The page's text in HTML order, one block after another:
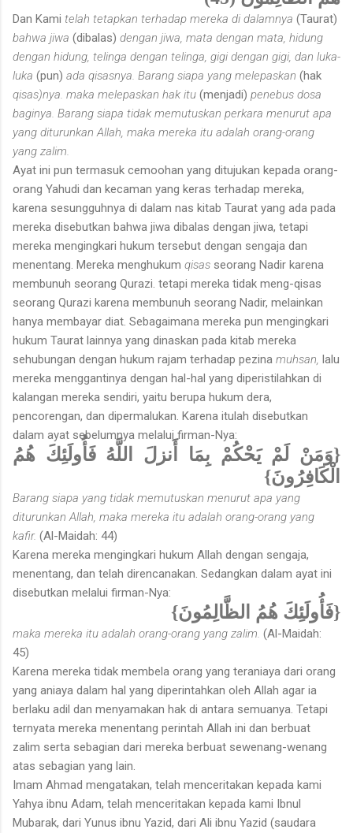
Dan Kami telah tetapkan terhadap mereka di dalamnya (Taurat)
bahwa jiwa (dibalas) dengan jiwa, mata dengan mata, hidung
dengan hidung, telinga dengan telinga, gigi dengan gigi, dan luka-
luka (pun) ada qisasnya. Barang siapa yang melepaskan (hak
qisas)nya. maka melepaskan hak itu (menjadi) penebus dosa
baginya. Barang siapa tidak memutuskan perkara menurut apa
yang diturunkan Allah, maka mereka itu adalah orang-orang
yang zalim.
Ayat ini pun termasuk cemoohan yang ditujukan kepada orang-
orang Yahudi dan kecaman yang keras terhadap mereka,
karena sesungguhnya di dalam nas kitab Taurat yang ada pada
mereka disebutkan bahwa jiwa dibalas dengan jiwa, tetapi
mereka mengingkari hukum tersebut dengan sengaja dan
menentang. Mereka menghukum qisas seorang Nadir karena
membunuh seorang Qurazi. tetapi mereka tidak meng-qisas
seorang Qurazi karena membunuh seorang Nadir, melainkan
hanya membayar diat. Sebagaimana mereka pun mengingkari
hukum Taurat lainnya yang dinaskan pada kitab mereka
sehubungan dengan hukum rajam terhadap pezina muhsan, lalu
mereka menggantinya dengan hal-hal yang diperistilahkan di
kalangan mereka sendiri, yaitu berupa hukum dera,
pencorengan, dan dipermalukan. Karena itulah disebutkan
dalam ayat sebelumnya melalui firman-Nya:
{وَمَنْ لَمْ يَحْكُمْ بِمَا أَنزلَ اللَّهُ فَأُولَئِكَ هُمُ
الْكَافِرُونَ}
Barang siapa yang tidak memutuskan menurut apa yang
diturun­kan Allah, maka mereka itu adalah orang-orang yang
kafir. (Al-Maidah: 44)
Karena mereka mengingkari hukum Allah dengan sengaja,
menentang, dan telah direncanakan. Sedangkan dalam ayat ini
disebutkan melalui firman-Nya:
{فَأُولَئِكَ هُمُ الظَّالِمُونَ}
maka mereka itu adalah orang-orang yang zalim. (Al-Maidah:
45)
Karena mereka tidak membela orang yang teraniaya dari orang
yang aniaya dalam hal yang diperintahkan oleh Allah agar ia
berlaku adil dan menyamakan hak di antara semuanya. Tetapi
ternyata mereka menentang perintah Allah ini dan berbuat
zalim serta sebagian dari mereka berbuat sewenang-wenang
atas sebagian yang lain.
Imam Ahmad mengatakan, telah menceritakan kepada kami
Yahya ibnu Adam, telah menceritakan kepada kami Ibnul
Mubarak, dari Yunus ibnu Yazid, dari Ali ibnu Yazid (saudara